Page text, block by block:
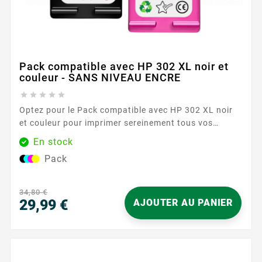
Pack compatible avec HP 302 XL noir et
couleur - SANS NIVEAU ENCRE
    
Optez pour le Pack compatible avec HP 302 XL noir
et couleur pour imprimer sereinement tous vos
documents du quotidien. Conçu pour les imprimantes
acceptant la référence HP 302 , ce duo réunit une
cartouche noire et une cartouche couleur au format
régularité. Vous profitez d’une...
En stock
Pack
34,80 €
29,99 € AJOUTER AU PANIER